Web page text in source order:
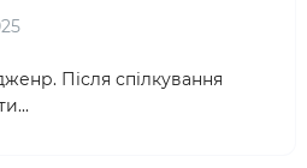
Після спілкування